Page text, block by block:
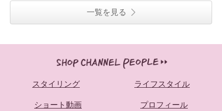
一覧を見る
スタイリング ライフスタイル
ショート動画 プロフィール